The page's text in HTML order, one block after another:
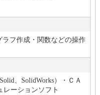
フ作成・関数などの操作
、SolidWorks）・ＣＡ
レーションソフト